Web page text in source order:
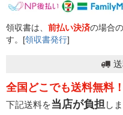
領収書は、 前払い決済の場合
す。[領収書発行]
全国どこでも送料無料！
下記送料を当店が負担し